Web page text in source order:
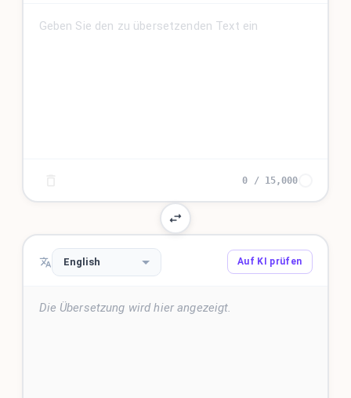
0 / 15,000
English Auf KI prüfen
Die Übersetzung wird hier angezeigt.